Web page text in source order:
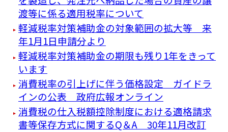
渡等に係る適用税率について
軽減税率対策補助金の対象範囲の拡大等 来
年1月1日申請分より
軽減税率対策補助金の期限も残り1年をきって
います
消費税率の引上げに伴う価格設定 ガイドラ
インの公表 政府広報オンライン
消費税の仕入税額控除制度における適格請求
書等保存方式に関するQ＆A 30年11月改訂